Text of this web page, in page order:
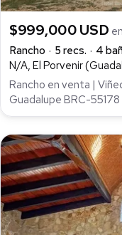
$999,000 USD
Rancho
5 recs. 4
N/A, El Porvenir
Rancho en venta |
Guadalupe BRC-55178